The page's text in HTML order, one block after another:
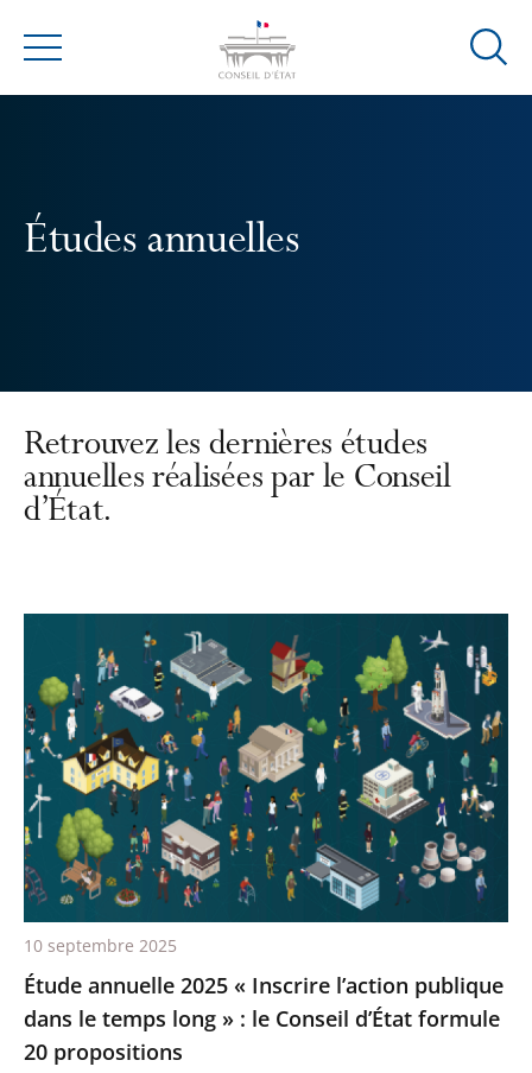
Menu
Ouvrir
Études annuelles
Retrouvez les dernières études
annuelles réalisées par le Conseil
d’État.
Étude annuelle 2025 « Inscrire l’action publique
dans le temps long » : le Conseil d’État formule
20 propositions
10 septembre 2025